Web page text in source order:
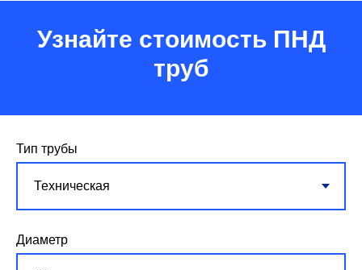
Узнайте стоимость ПНД
труб
Тип трубы
Диаметр